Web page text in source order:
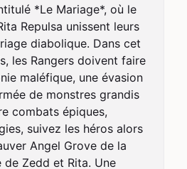
*Le Mariage*, où le
Repulsa unissent leurs
diabolique. Dans cet
les Rangers doivent faire
maléfique, une évasion
de monstres grandis
combats épiques,
suivez les héros alors
Angel Grove de la
de Zedd et Rita. Une